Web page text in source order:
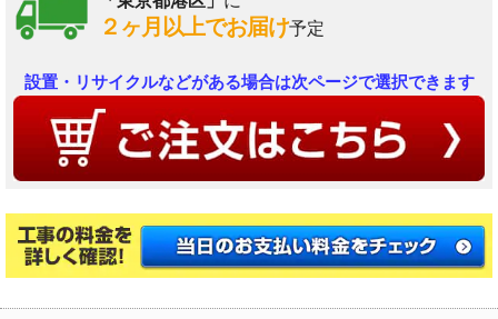
２ヶ月以上でお届け予定
設置・リサイクルなどがある場合は次ページで選択できます